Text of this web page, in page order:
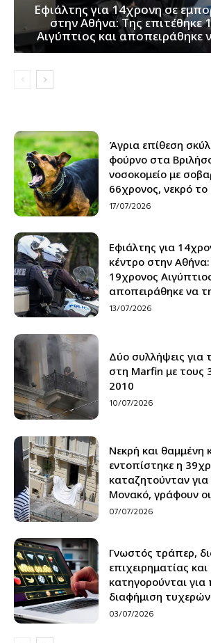
Εφιάλτης για 14χρονη σε
στην Αθήνα: Της επιτέθηκε
Αιγύπτιος και αποπειράθηκε
Άγρια επίθεση
φούρνο στα
νοσοκομείο με
66χρονος, νεκρό το
17/07/2026
Εφιάλτης για
κέντρο στην
19χρονος
αποπειράθηκε να
13/07/2026
Δύο συλλήψεις για
στη Marfin με τους
2010
10/07/2026
Νεκρή και θαμμένη
εντοπίστηκε η
καταζητούνταν
Μονακό, γράφουν
07/07/2026
Γνωστός τράπερ,
επιχειρηματίας
κατηγορούνται
διαφήμιση
03/07/2026